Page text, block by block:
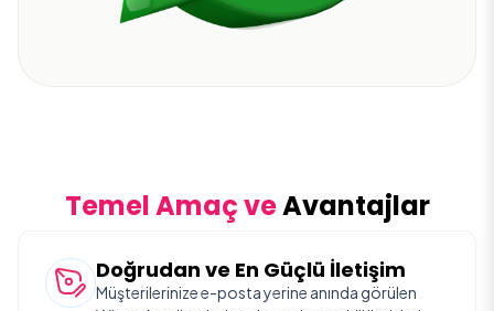
Temel Amaç veAvantajlar
Doğrudan ve En Güçlü İletişim
Müşterilerinize e-posta yerine anında görülen